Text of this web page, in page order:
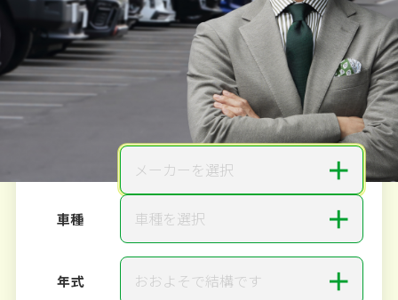
電話か出張か、高い方の査定を提案。
だから高価買取!
20秒で入力完了！
無料で カンタンWeb査定
ご依頼いただいたお車を丁寧に査定いたします
メーカーを選択 ＋
車種 車種を選択 ＋
年式 おおよそで結構です ＋